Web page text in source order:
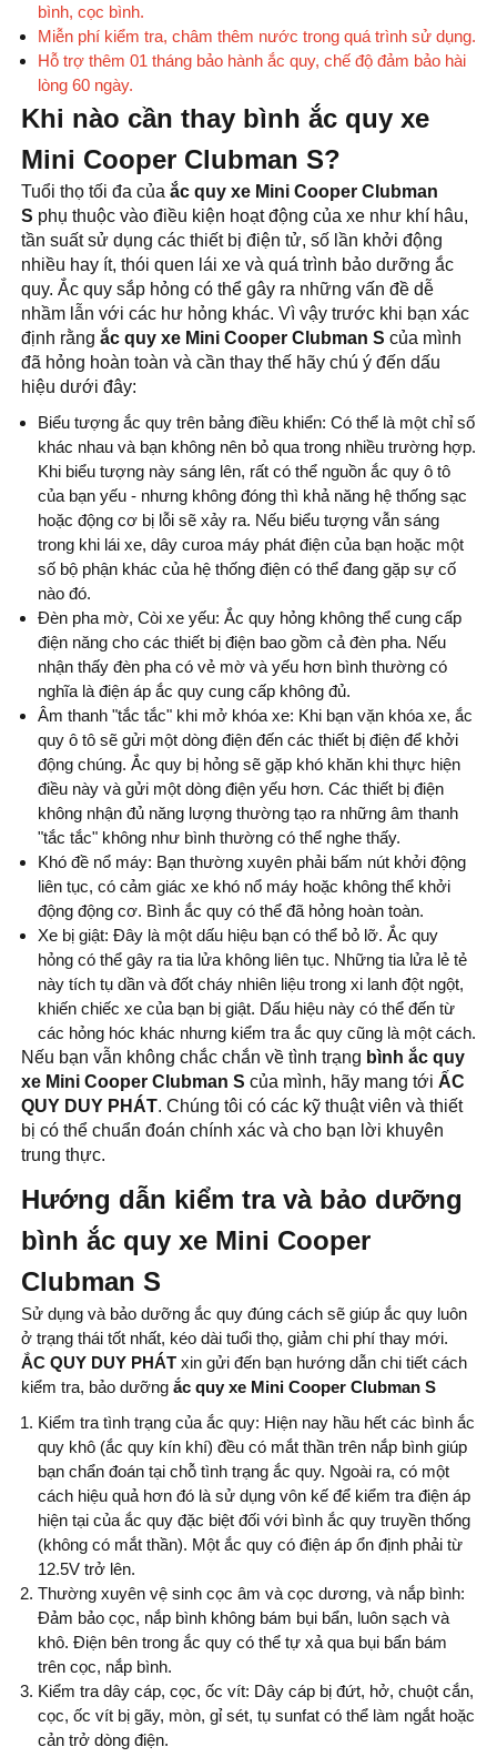
bình, cọc bình.
Miễn phí kiểm tra, châm thêm nước trong quá trình sử dụng.
Hỗ trợ thêm 01 tháng bảo hành ắc quy, chế độ đảm bảo hài
lòng 60 ngày.
Khi nào cần thay bình ắc quy xe
Mini Cooper Clubman S?
Tuổi thọ tối đa của ắc quy xe Mini Cooper Clubman
S phụ thuộc vào điều kiện hoạt động của xe như khí hâu,
tần suất sử dụng các thiết bị điện tử, số lần khởi động
nhiều hay ít, thói quen lái xe và quá trình bảo dưỡng ắc
quy. Ắc quy sắp hỏng có thể gây ra những vấn đề dễ
nhầm lẫn với các hư hỏng khác. Vì vậy trước khi bạn xác
định rằng ắc quy xe Mini Cooper Clubman S của mình
đã hỏng hoàn toàn và cần thay thế hãy chú ý đến dấu
hiệu dưới đây:
Biểu tượng ắc quy trên bảng điều khiển: Có thể là một chỉ số
khác nhau và bạn không nên bỏ qua trong nhiều trường hợp.
Khi biểu tượng này sáng lên, rất có thể nguồn ắc quy ô tô
của bạn yếu - nhưng không đóng thì khả năng hệ thống sạc
hoặc động cơ bị lỗi sẽ xảy ra. Nếu biểu tượng vẫn sáng
trong khi lái xe, dây curoa máy phát điện của bạn hoặc một
số bộ phận khác của hệ thống điện có thể đang gặp sự cố
nào đó.
Đèn pha mờ, Còi xe yếu: Ắc quy hỏng không thể cung cấp
điện năng cho các thiết bị điện bao gồm cả đèn pha. Nếu
nhận thấy đèn pha có vẻ mờ và yếu hơn bình thường có
nghĩa là điện áp ắc quy cung cấp không đủ.
Âm thanh "tắc tắc" khi mở khóa xe: Khi bạn vặn khóa xe, ắc
quy ô tô sẽ gửi một dòng điện đến các thiết bị điện để khởi
động chúng. Ắc quy bị hỏng sẽ gặp khó khăn khi thực hiện
điều này và gửi một dòng điện yếu hơn. Các thiết bị điện
không nhận đủ năng lượng thường tạo ra những âm thanh
"tắc tắc" không như bình thường có thể nghe thấy.
Khó đề nổ máy: Bạn thường xuyên phải bấm nút khởi động
liên tục, có cảm giác xe khó nổ máy hoặc không thể khởi
động động cơ. Bình ắc quy có thể đã hỏng hoàn toàn.
Xe bị giật: Đây là một dấu hiệu bạn có thể bỏ lỡ. Ắc quy
hỏng có thể gây ra tia lửa không liên tục. Những tia lửa lẻ tẻ
này tích tụ dần và đốt cháy nhiên liệu trong xi lanh đột ngột,
khiến chiếc xe của bạn bị giật. Dấu hiệu này có thể đến từ
các hỏng hóc khác nhưng kiểm tra ắc quy cũng là một cách.
Nếu bạn vẫn không chắc chắn về tình trạng bình ắc quy
xe Mini Cooper Clubman S của mình, hãy mang tới ẤC
QUY DUY PHÁT. Chúng tôi có các kỹ thuật viên và thiết
bị có thể chuẩn đoán chính xác và cho bạn lời khuyên
trung thực.
Hướng dẫn kiểm tra và bảo dưỡng
bình ắc quy xe Mini Cooper
Clubman S
Sử dụng và bảo dưỡng ắc quy đúng cách sẽ giúp ắc quy luôn
ở trạng thái tốt nhất, kéo dài tuổi thọ, giảm chi phí thay mới.
ẮC QUY DUY PHÁT xin gửi đến bạn hướng dẫn chi tiết cách
kiểm tra, bảo dưỡng ắc quy xe Mini Cooper Clubman S
Kiểm tra tình trạng của ắc quy: Hiện nay hầu hết các bình ắc
quy khô (ắc quy kín khí) đều có mắt thần trên nắp bình giúp
bạn chẩn đoán tại chỗ tình trạng ắc quy. Ngoài ra, có một
cách hiệu quả hơn đó là sử dụng vôn kế để kiểm tra điện áp
hiện tại của ắc quy đặc biệt đối với bình ắc quy truyền thống
(không có mắt thần). Một ắc quy có điện áp ổn định phải từ
12.5V trở lên.
Thường xuyên vệ sinh cọc âm và cọc dương, và nắp bình:
Đảm bảo cọc, nắp bình không bám bụi bẩn, luôn sạch và
khô. Điện bên trong ắc quy có thể tự xả qua bụi bẩn bám
trên cọc, nắp bình.
Kiểm tra dây cáp, cọc, ốc vít: Dây cáp bị đứt, hở, chuột cắn,
cọc, ốc vít bị gãy, mòn, gỉ sét, tụ sunfat có thể làm ngắt hoặc
cản trở dòng điện.